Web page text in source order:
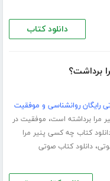
دانلود کتاب
برداشت؟
رایگان روانشناسی و موفقیت
مرا برداشته است، موفقیت در
کتاب چه کسی پنیر مرا
،دانلود کتاب صوتی